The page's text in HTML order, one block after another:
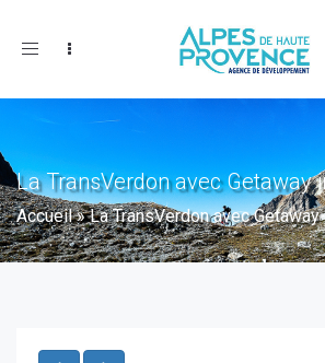
Toggle
La TransVerdon avec Getaway
Accueil»La TransVerdon avec